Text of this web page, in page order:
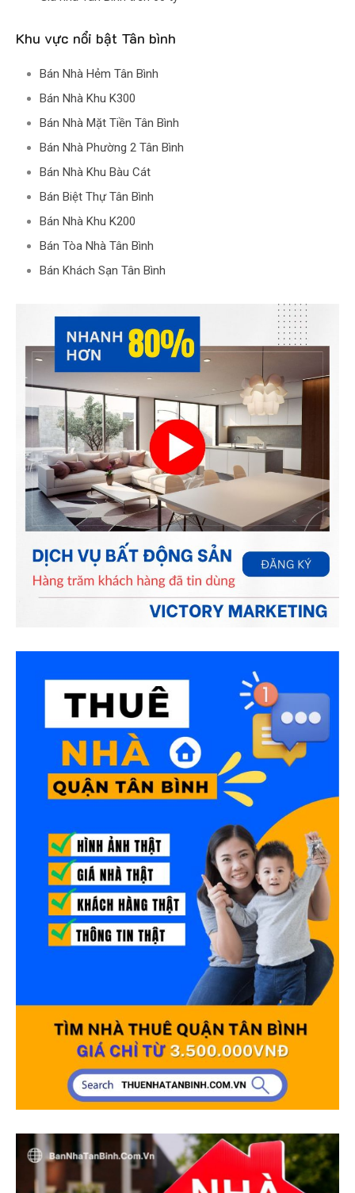
Khu vực nổi bật Tân bình
Bán Nhà Hẻm Tân Bình
Bán Nhà Khu K300
Bán Nhà Mặt Tiền Tân Bình
Bán Nhà Phường 2 Tân Bình
Bán Nhà Khu Bàu Cát
Bán Biệt Thự Tân Bình
Bán Nhà Khu K200
Bán Tòa Nhà Tân Bình
Bán Khách Sạn Tân Bình